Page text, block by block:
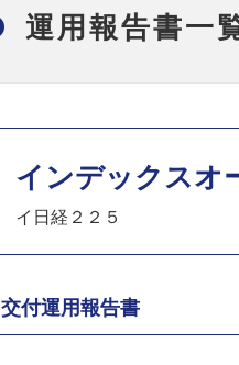
運用報告書一
インデックスオ
イ日経２２５
交付運用報告書